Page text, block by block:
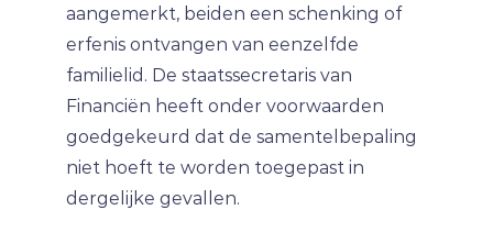
aangemerkt, beiden een schenking of
erfenis ontvangen van eenzelfde
familielid. De staatssecretaris van
Financiën heeft onder voorwaarden
goedgekeurd dat de samentelbepaling
niet hoeft te worden toegepast in
dergelijke gevallen.